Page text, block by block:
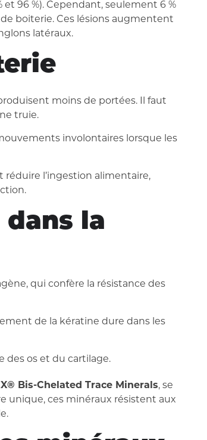
96 %). Cependant, seulement 6 %
boiterie. Ces lésions augmentent
latéraux.
moins de portées. Il faut
truie.
involontaires lorsque les
réduire l’ingestion alimentaire,
la
qui confère la résistance des
de la kératine dure dans les
des os et du cartilage.
Bis-Chelated Trace Minerals, se
unique, ces minéraux résistent aux